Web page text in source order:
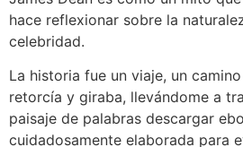
hace reflexionar sobre la
celebridad.
La historia fue un viaje, un
retorcía y giraba, llevándome a
paisaje de palabras descargar
cuidadosamente elaborada para